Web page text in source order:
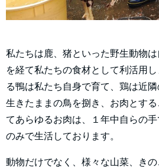
私たちは鹿、猪といった野生動物
を経て私たちの食材として利活用
る鴨は私たち自身で育て、鶏は近隣
生きたままの鳥を捌き、お肉とす
てあらゆるお肉は、１年中自らの
のみで生活しております。
動物だけでなく、様々な山菜、きの